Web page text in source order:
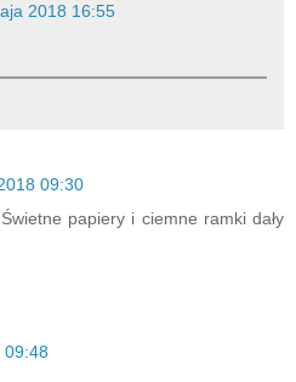
2018 16:55
09:30
papiery i ciemne ramki dały
09:48